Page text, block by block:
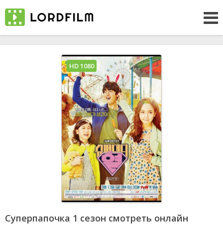
Суперпапочка 1 сезон смотреть онлайн
HD 1080